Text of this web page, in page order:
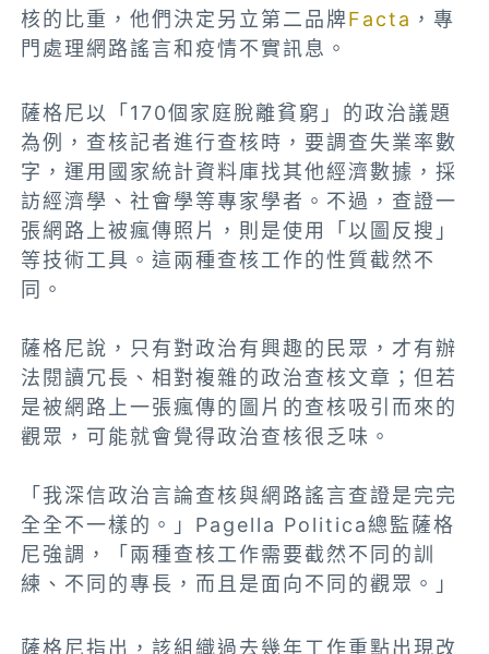
核的比重，他們決定另立第二品牌Facta ，專
門處理網路謠言和疫情不實訊息。
薩格尼以「170個家庭脫離貧窮」的政治議題
為例，查核記者進行查核時，要調查失業率數
字，運用國家統計資料庫找其他經濟數據，採
訪經濟學、社會學等專家學者。不過，查證一
張網路上被瘋傳照片，則是使用「以圖反搜」
等技術工具。這兩種查核工作的性質截然不
同。
薩格尼說，只有對政治有興趣的民眾，才有辦
法閱讀冗長、相對複雜的政治查核文章；但若
是被網路上一張瘋傳的圖片的查核吸引而來的
觀眾，可能就會覺得政治查核很乏味。
「我深信政治言論查核與網路謠言查證是完完
全全不一樣的。」Pagella Politica總監薩格
尼強調，「兩種查核工作需要截然不同的訓
練、不同的專長，而且是面向不同的觀眾。」
薩格尼指出，該組織過去幾年工作重點出現改